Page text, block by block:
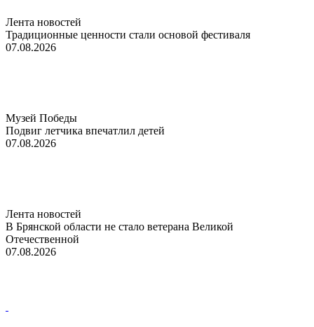
Лента новостей
Традиционные ценности стали основой фестиваля
07.08.2026
Музей Победы
Подвиг летчика впечатлил детей
07.08.2026
Лента новостей
В Брянской области не стало ветерана Великой
Отечественной
07.08.2026